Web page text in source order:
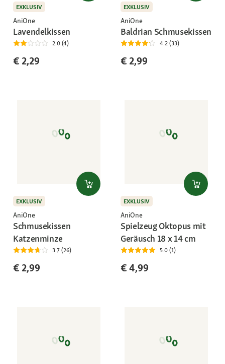
EXKLUSIV
AniOne
Lavendelkissen
2.0 (4)
€ 2,29
EXKLUSIV
AniOne
Baldrian Schmusekissen
4.2 (33)
€ 2,99
EXKLUSIV
AniOne
Schmusekissen
Katzenminze
3.7 (26)
€ 2,99
EXKLUSIV
AniOne
Spielzeug Oktopus mit
Geräusch 18 x 14 cm
5.0 (1)
€ 4,99